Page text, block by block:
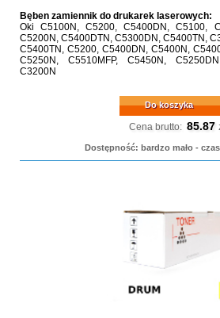
Bęben zamiennik do drukarek laserowych:
Oki C5100N, C5200, C5400DN, C5100,
C5200N, C5400DTN, C5300DN, C5400TN,
C5400TN, C5200, C5400DN, C5400N,
C5250N, C5510MFP, C5450N,
C3200N
Do koszyka
Cena brutto: 85.87
Dostępność: bardzo mało -